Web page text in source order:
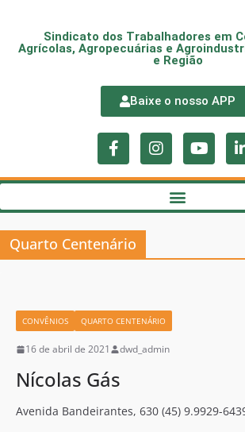
Sindicato dos Trabalhadores em
Agrícolas, Agropecuárias e
e Região
Baixe o nosso APP
Quarto Centenário
CONVÊNIOS QUARTO CENTENÁRIO
16 de abril de 2021 dwd_admin
Nícolas Gás
Avenida Bandeirantes, 630 (45) 9.9929-